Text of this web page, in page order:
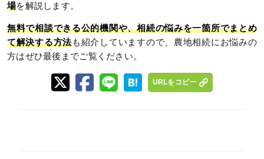
場を解説します。
無料で相談できる公的機関や、相続の悩みを一箇所でまとめ
て解決する方法も紹介していますので、農地相続にお悩みの
方はぜひ最後までご覧ください。
URLをコピー